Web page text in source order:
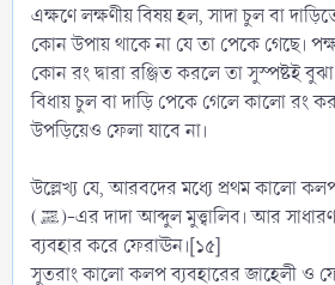
এক্ষণে লক্ষণীয় বিষয় হল, সাদা চুল বা
কোন উপায় থাকে না যে তা পেকে গেছে।
কোন রং দ্বারা রঞ্জিত করলে তা সুস্পষ্টই
বিধায় চুল বা দাড়ি পেকে গেলে কালো রং
উপড়িয়েও ফেলা যাবে না।
উল্লেখ্য যে, আরবদের মধ্যে প্রথম কালো
(ﷺ)-এর দাদা আব্দুল মুত্ত্বালিব। আর সাধারণভাবে প্রথম কালো কলপ
ব্যবহার করে ফেরাঊন।[১৫]
সুতরাং কালো কলপ ব্যবহারের জাহেলী ও